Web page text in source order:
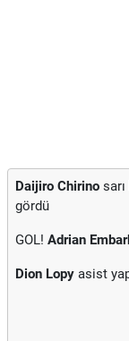
Daijiro Chirino
gördü
GOL! Adrian
Dion Lopy asist